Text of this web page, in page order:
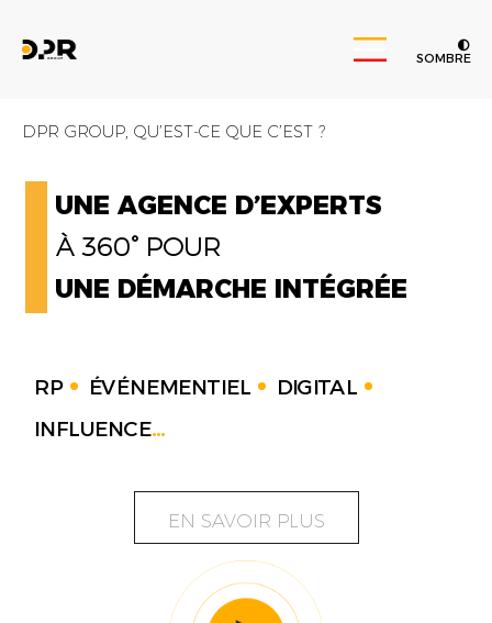
SOMBRE
DPR GROUP, QU’EST-CE QUE C’EST ?
UNE AGENCE D’EXPERTS
À 360° POUR
UNE DÉMARCHE INTÉGRÉE
RP ÉVÉNEMENTIEL
DIGITAL
INFLUENCE...
EN SAVOIR PLUS